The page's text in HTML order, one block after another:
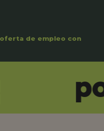
de empleo con